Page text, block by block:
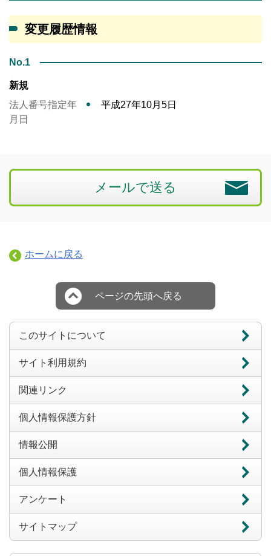
変更履歴情報
No.1
新規
法人番号指定年
月日
平成27年10月5日
メールで送る
ホームに戻る
ページの先頭へ戻る
このサイトについて
サイト利用規約
関連リンク
個人情報保護方針
情報公開
個人情報保護
アンケート
サイトマップ